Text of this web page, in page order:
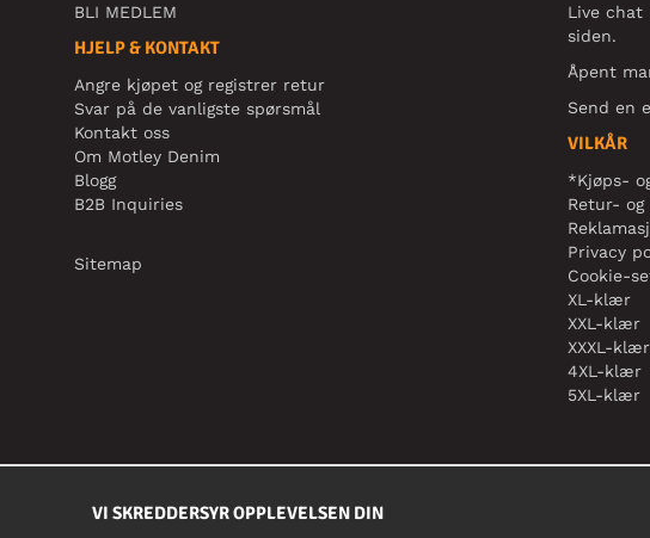
BLI MEDLEM
HJELP & KONTAKT
Angre kjøpet og registrer retur
Svar på de vanligste spørsmål
Kontakt oss
Om Motley Denim
Blogg
B2B Inquiries
Sitemap
Live
siden.
Åpent
Send en
VILKÅR
*Kjøps-
Retur-
Privacy
Cookie-
XL-klær
XXL-klær
XXXL-klær
4XL-klær
5XL-klær
VI SKREDDERSYR OPPLEVELSEN DIN